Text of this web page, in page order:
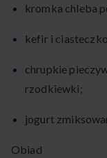
kromka chleba
kefir i
chrupkie
rzodkiewki;
jogurt
Obiad